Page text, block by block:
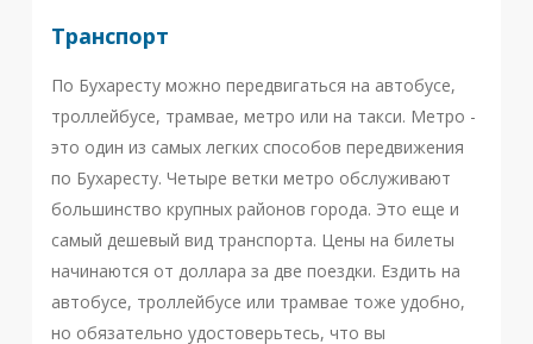
Транспорт
По Бухаресту можно передвигаться на автобусе,
троллейбусе, трамвае, метро или на такси. Метро -
это один из самых легких способов передвижения
по Бухаресту. Четыре ветки метро обслуживают
большинство крупных районов города. Это еще и
самый дешевый вид транспорта. Цены на билеты
начинаются от доллара за две поездки. Ездить на
автобусе, троллейбусе или трамвае тоже удобно,
но обязательно удостоверьтесь, что вы